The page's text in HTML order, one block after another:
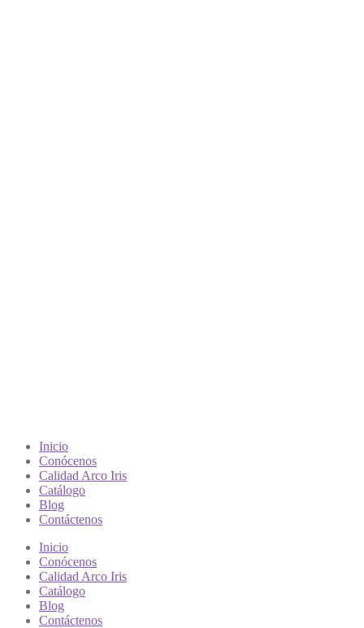
Inicio
Conócenos
Calidad Arco Iris
Catálogo
Blog
Contáctenos
Inicio
Conócenos
Calidad Arco Iris
Catálogo
Blog
Contáctenos